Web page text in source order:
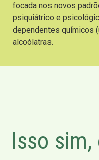
focada nos novos
psiquiátrico e
dependentes químicos
alcoólatras.
Isso sim,